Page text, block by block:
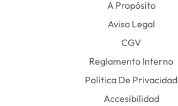
A Propósito
Aviso Legal
CGV
Reglamento Interno
Política De Privacidad
Accesibilidad